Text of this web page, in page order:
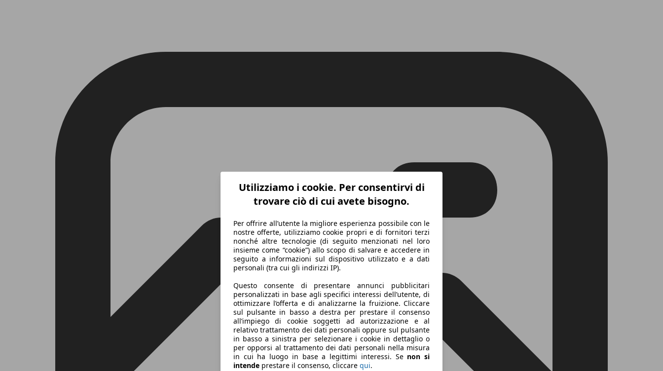
Utilizziamo i cookie. Per consentirvi di
trovare ciò di cui avete bisogno.
Per offrire all’utente la migliore esperienza possibile con le
nostre offerte, utilizziamo cookie propri e di fornitori terzi
nonché altre tecnologie (di seguito menzionati nel loro
insieme come “cookie”) allo scopo di salvare e accedere in
seguito a informazioni sul dispositivo utilizzato e a dati
personali (tra cui gli indirizzi IP).
Questo consente di presentare annunci pubblicitari
personalizzati in base agli specifici interessi dell’utente, di
ottimizzare l’offerta e di analizzarne la fruizione. Cliccare
sul pulsante in basso a destra per prestare il consenso
all’impiego di cookie soggetti ad autorizzazione e al
relativo trattamento dei dati personali oppure sul pulsante
in basso a sinistra per selezionare i cookie in dettaglio o
per opporsi al trattamento dei dati personali nella misura
in cui ha luogo in base a legittimi interessi. Se non si
intende prestare il consenso, cliccare qui.